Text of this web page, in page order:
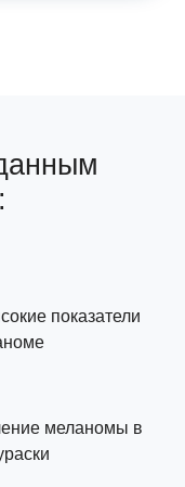
показатели
меланомы в